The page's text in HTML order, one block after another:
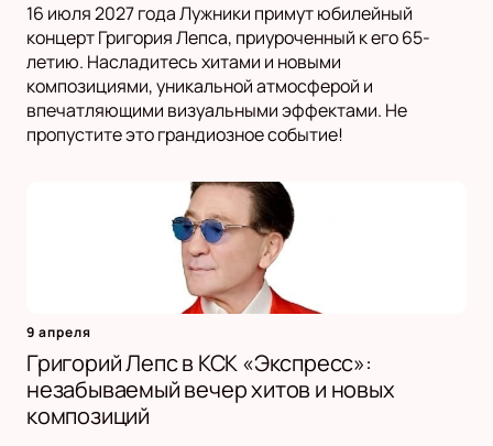
16 июля 2027 года Лужники примут юбилейный
концерт Григория Лепса, приуроченный к его 65-
летию. Насладитесь хитами и новыми
композициями, уникальной атмосферой и
впечатляющими визуальными эффектами. Не
пропустите это грандиозное событие!
9 апреля
Григорий Лепс в КСК «Экспресс»:
незабываемый вечер хитов и новых
композиций